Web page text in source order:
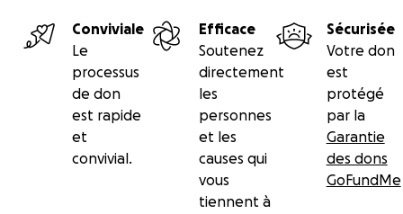
Conviviale
Le
processus
de don
est rapide
et
convivial.
Efficace
Soutenez
directement
les
personnes
et les
causes qui
vous
tiennent à
Sécurisée
Votre don
est
protégé
par la
Garantie
des dons
GoFundMe